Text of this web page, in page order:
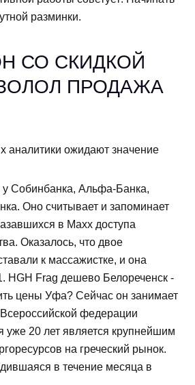
разминки.
СО СКИДКОЙ
ПРОДАЖА
аналитики ожидают значение
у Собинбанка, Альфа-Банка,
Оно считывает и запоминает
в Maxx доступа
Оказалось, что двое
к массажистке, и она
HGH Frag дешево Белореченск -
цены Уфа? Сейчас он занимает
федерации
уже 20 лет является крупнейшим
на греческий рынок.
в течение месяца в